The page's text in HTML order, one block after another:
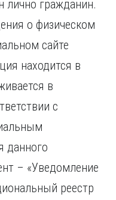
лично гражданин.
о физическом
сайте
находится в
в
с
данного
– «Уведомление
реестр